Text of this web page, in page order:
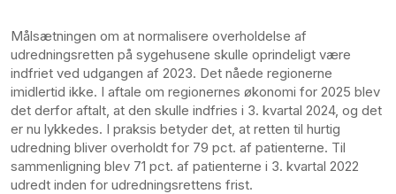
Målsætningen om at normalisere overholdelse af
udredningsretten på sygehusene skulle oprindeligt være
indfriet ved udgangen af 2023. Det nåede regionerne
imidlertid ikke. I aftale om regionernes økonomi for 2025 blev
det derfor aftalt, at den skulle indfries i 3. kvartal 2024, og det
er nu lykkedes. I praksis betyder det, at retten til hurtig
udredning bliver overholdt for 79 pct. af patienterne. Til
sammenligning blev 71 pct. af patienterne i 3. kvartal 2022
udredt inden for udredningsrettens frist.